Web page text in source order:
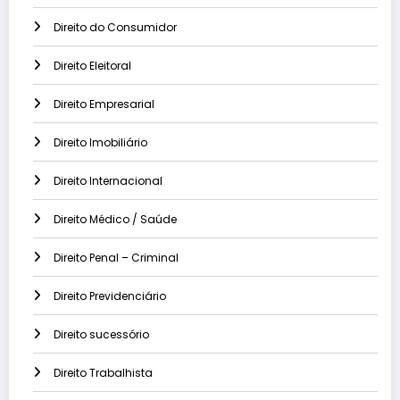
Direito do Consumidor
Direito Eleitoral
Direito Empresarial
Direito Imobiliário
Direito Internacional
Direito Médico / Saúde
Direito Penal – Criminal
Direito Previdenciário
Direito sucessório
Direito Trabalhista